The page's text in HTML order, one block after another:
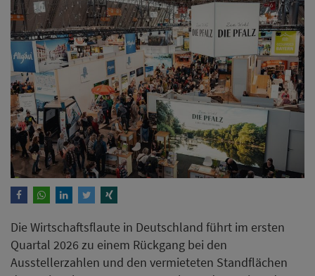
Die Wirtschaftsflaute in Deutschland führt im ersten
Quartal 2026 zu einem Rückgang bei den
Ausstellerzahlen und den vermieteten Standflächen